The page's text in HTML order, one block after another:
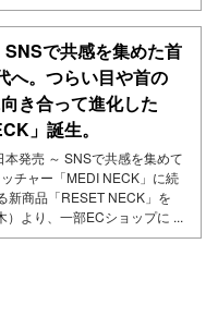
SNSで共感を集めた首
へ。つらい目や首の
き合って進化した
」誕生。
発売 ～ SNSで共感を集めて
チャー「MEDI NECK」に続
新商品「RESET NECK」を
）より、一部ECショップに ...